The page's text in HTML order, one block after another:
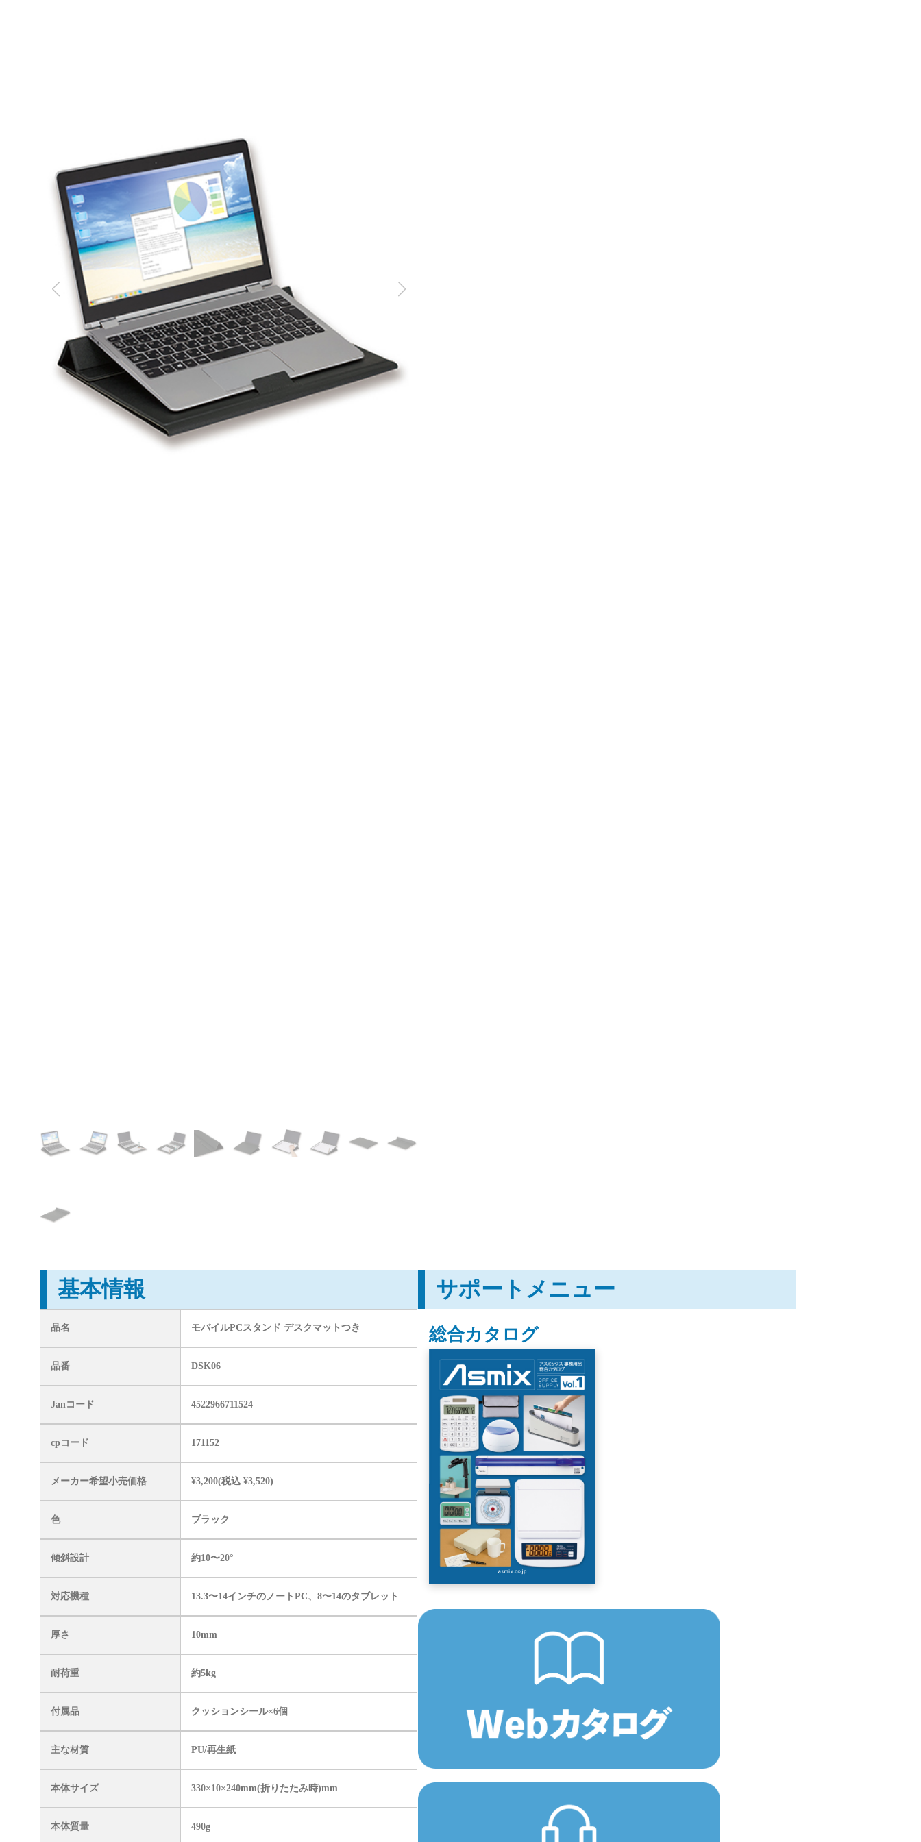
基本情報
品名 モバイルPCスタンド デスクマットつき
品番 DSK06
Janコード 4522966711524
cpコード 171152
メーカー希望小売価格 ¥3,200(税込 ¥3,520)
色 ブラック
傾斜設計 約10〜20°
対応機種 13.3〜14インチのノートPC、8〜14のタブレット
厚さ 10mm
耐荷重 約5kg
付属品 クッションシール×6個
主な材質 PU/再生紙
本体サイズ 330×10×240mm(折りたたみ時)mm
本体質量 490g
サポートメニュー
総合カタログ